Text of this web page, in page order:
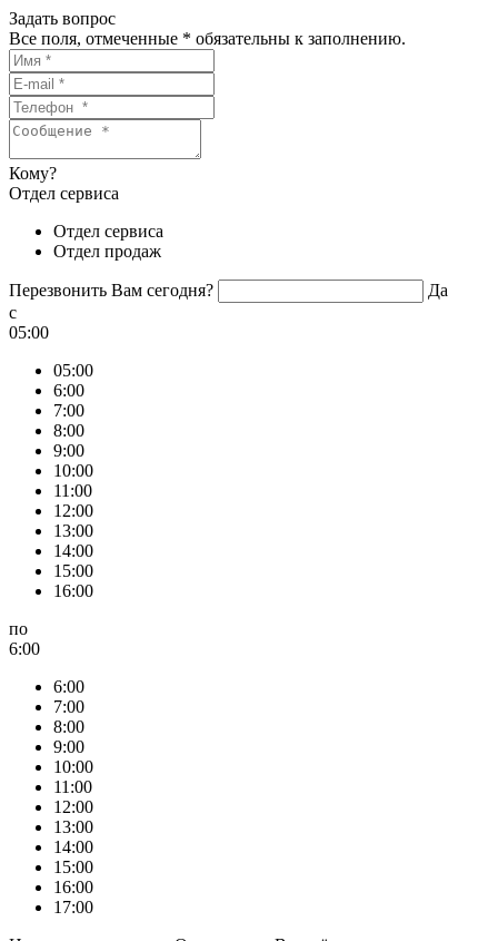
Задать вопрос
Все поля, отмеченные * обязательны к заполнению.
Кому?
Отдел сервиса
Отдел сервиса
Отдел продаж
Перезвонить Вам сегодня?
Да
c
05:00
05:00
6:00
7:00
8:00
9:00
10:00
11:00
12:00
13:00
14:00
15:00
16:00
по
6:00
6:00
7:00
8:00
9:00
10:00
11:00
12:00
13:00
14:00
15:00
16:00
17:00